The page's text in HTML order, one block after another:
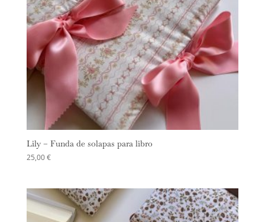
Lily – Funda de solapas para libro
25,00€